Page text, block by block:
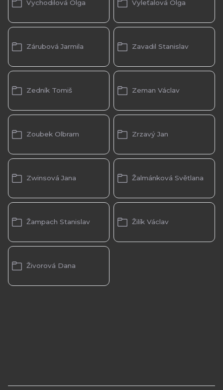
Vychodilová Olga Vyleťalová Olga
Zárubová Jarmila Zavadil Stanislav
Zedník Tomiš Zeman Václav
Zoubek Olbram Zrzavý Jan
Zwinsová Jana Žalmánková Světlana
Žampach Stanislav Žilík Václav
Živorová Dana